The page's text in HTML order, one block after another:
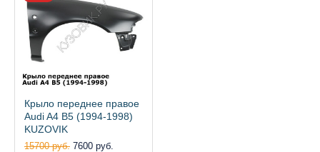
Крыло переднее правое
Audi A4 B5 (1994-1998)
KUZOVIK
15700 руб. 7600 руб.